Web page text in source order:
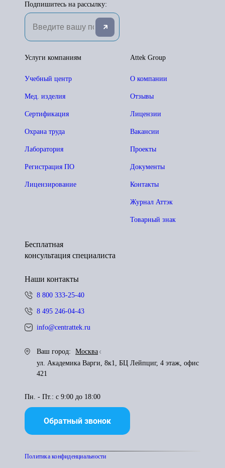
Подпишитесь на рассылку:
Attek Group
О компании
Отзывы
Лицензии
Вакансии
Проекты
Документы
Контакты
Журнал Аттэк
Товарный знак
Услуги компаниям
Учебный центр
Мед. изделия
Сертификация
Охрана труда
Лаборатория
Регистрация ПО
Лицензирование
Бесплатная
консультация специалиста
Наши контакты
8 800 333-25-40
8 495 246-04-43
info@centrattek.ru
Ваш город:
Москва
ул. Академика Варги, 8к1, БЦ Лейпциг, 4 этаж, офис
421
Пн. - Пт.: с 9:00 до 18:00
Обратный звонок
Политика конфиденциальности